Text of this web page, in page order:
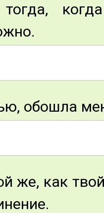
тогда,
обошла
же, как